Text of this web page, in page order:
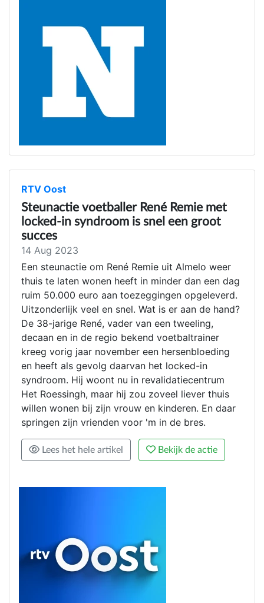
RTV Oost
Steunactie voetballer René Remie met
locked-in syndroom is snel een groot
succes
14 Aug 2023
Een steunactie om René Remie uit Almelo weer
thuis te laten wonen heeft in minder dan een dag
ruim 50.000 euro aan toezeggingen opgeleverd.
Uitzonderlijk veel en snel. Wat is er aan de hand?
De 38-jarige René, vader van een tweeling,
decaan en in de regio bekend voetbaltrainer
kreeg vorig jaar november een hersenbloeding
en heeft als gevolg daarvan het locked-in
syndroom. Hij woont nu in revalidatiecentrum
Het Roessingh, maar hij zou zoveel liever thuis
willen wonen bij zijn vrouw en kinderen. En daar
springen zijn vrienden voor 'm in de bres.
Lees het hele artikel Bekijk de actie